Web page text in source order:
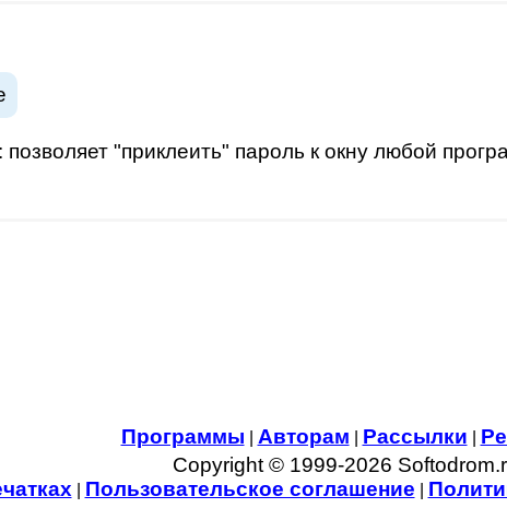
"приклеить" пароль к окну любой
Программы Авторам Рассылки
Copyright © 1999-2026
Пользовательское соглашение